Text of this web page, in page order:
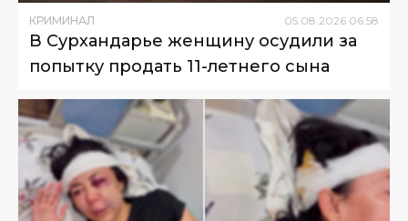
КРИМИНАЛ 05 08 2026 06:58
В Сурхандарье женщину осудили за
попытку продать 11-летнего сына